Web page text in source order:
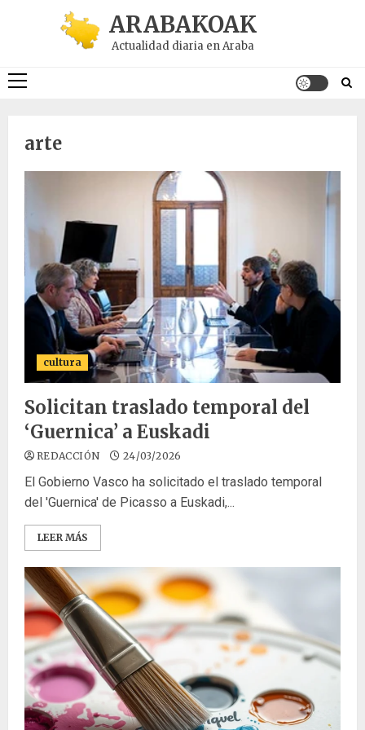
ARABAKOAK
Actualidad diaria en Araba
Menú
arte
cultura
Solicitan traslado temporal del
‘Guernica’ a Euskadi
REDACCIÓN 24/03/2026
El Gobierno Vasco ha solicitado el traslado temporal
del 'Guernica' de Picasso a Euskadi,...
LEER MÁS